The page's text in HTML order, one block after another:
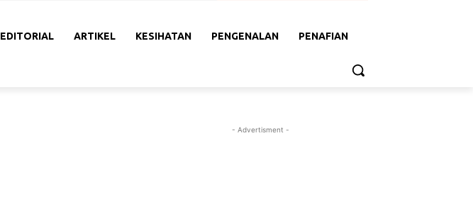
EDITORIAL ARTIKEL KESIHATAN PENGENALAN PENAFIAN
- Advertisment -